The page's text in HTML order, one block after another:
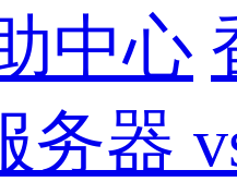
中心
务器